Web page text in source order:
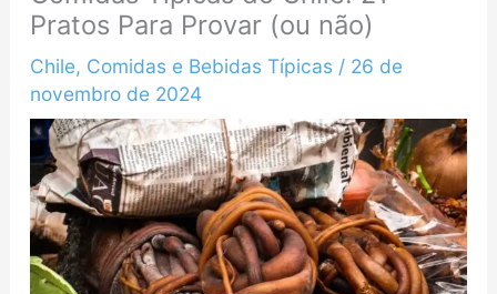
Pratos Para Provar (ou não)
Chile, Comidas e Bebidas Típicas / 26 de
novembro de 2024